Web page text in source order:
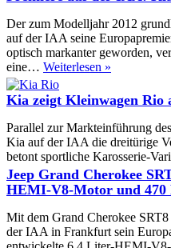
Der zum Modelljahr 2012
auf der IAA seine
optisch markanter geworden,
eine… Weiterlesen »
der
IAA:
Kia
Soul
Facelift
Kia zeigt Kleinwagen Rio
Parallel zur Markteinführung
Kia auf der IAA die dreitürige
betont sportliche Karosserie-
Jeep Grand Cherokee
HEMI-V8-Motor und 470
Mit dem Grand Cherokee
der IAA in Frankfurt sein